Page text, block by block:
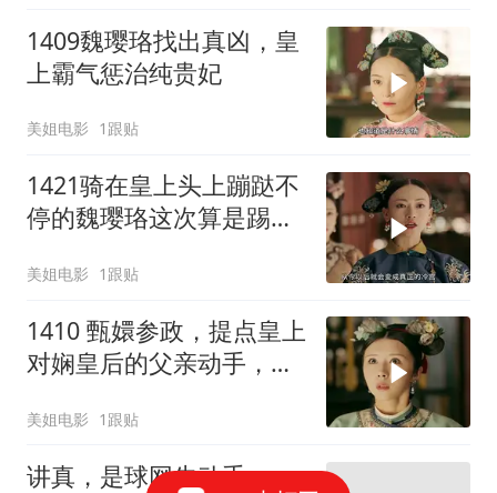
1409魏璎珞找出真凶，皇
上霸气惩治纯贵妃
美姐电影 1跟贴
1421骑在皇上头上蹦跶不
停的魏璎珞这次算是踢到
美姐电影 1跟贴
1410 甄嬛参政，提点皇上
对娴皇后的父亲动手，且
美姐电影 1跟贴
讲真，是球网先动手